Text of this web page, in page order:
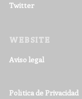
Twitter
WEBSITE
Aviso legal
Política de Privacidad